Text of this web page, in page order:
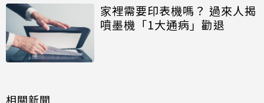
家裡需要印表機嗎？ 過來人揭
噴墨機「1大通病」勸退
相關新聞